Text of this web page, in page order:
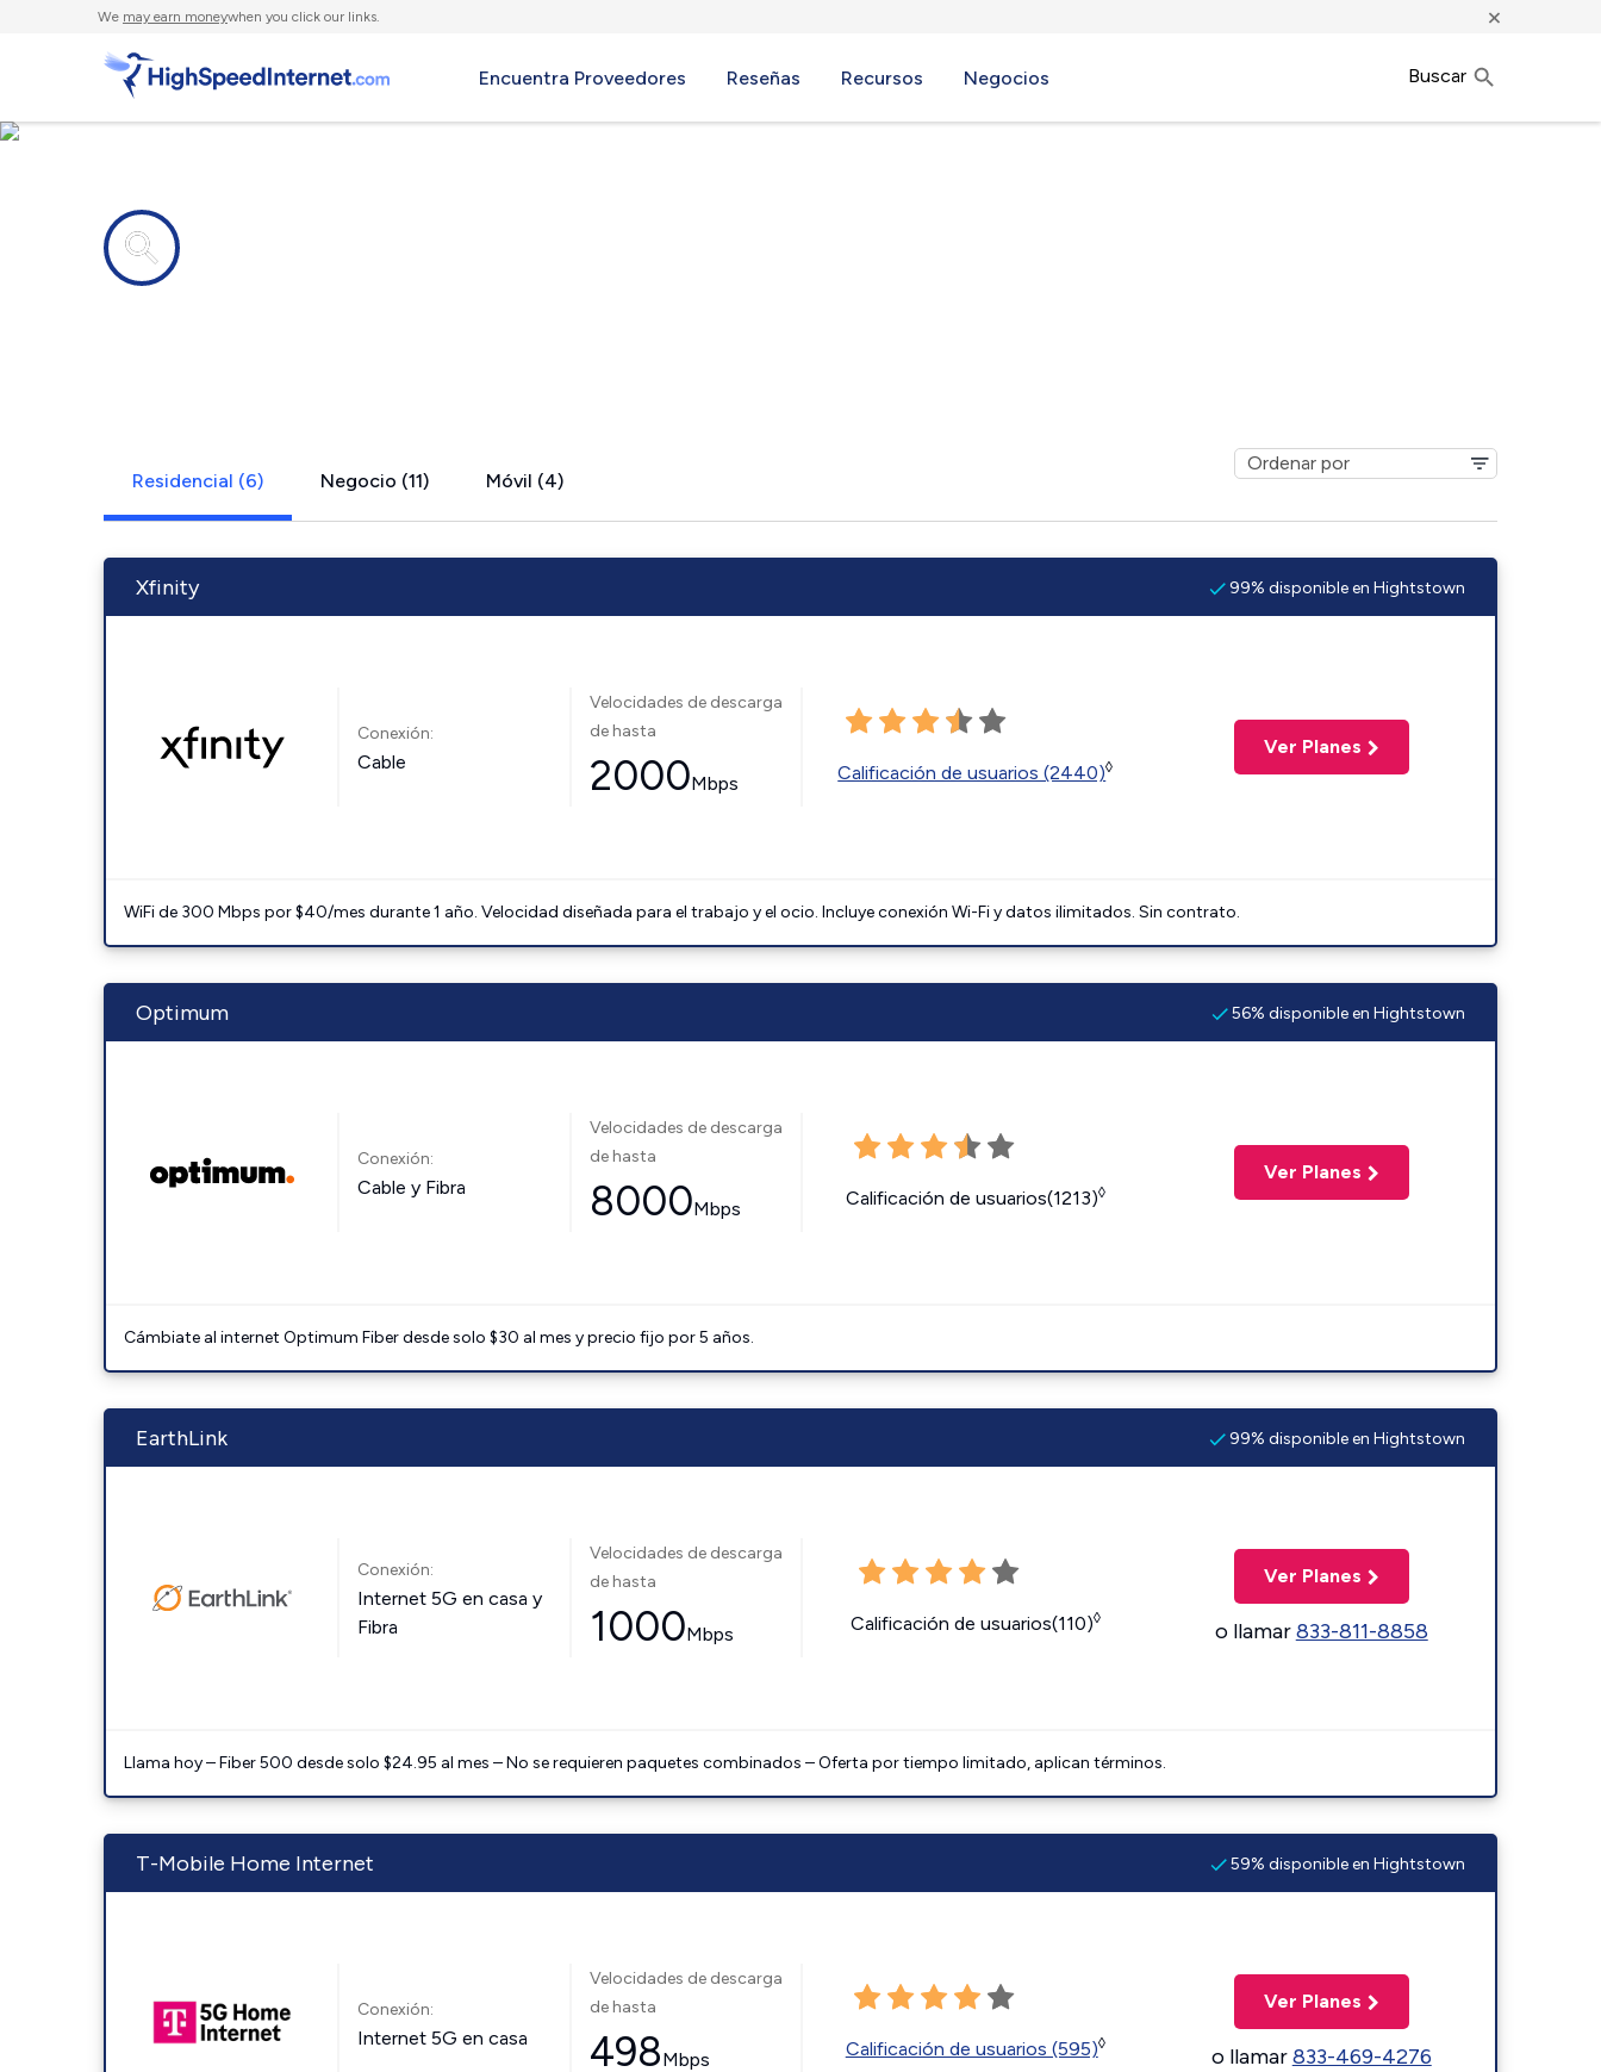
We may earn moneywhen you click our links. ×
Encuentra Proveedores Reseñas Recursos Negocios Buscar
Residencial (6) Negocio (11) Móvil (4)
Xfinity 99% disponible en Hightstown
Conexión:
Cable
Velocidades de descarga
de hasta
2000Mbps Calificación de usuarios (2440)◊
Ver Planes
WiFi de 300 Mbps por $40/mes durante 1 año. Velocidad diseñada para el trabajo y el ocio. Incluye conexión Wi-Fi y datos ilimitados. Sin contrato.
Optimum 56% disponible en Hightstown
Conexión:
Cable y Fibra
Velocidades de descarga
de hasta
8000Mbps Calificación de usuarios(1213)◊
Ver Planes
Cámbiate al internet Optimum Fiber desde solo $30 al mes y precio fijo por 5 años.
EarthLink 99% disponible en Hightstown
Conexión:
Internet 5G en casa y
Fibra
Velocidades de descarga
de hasta
1000Mbps Calificación de usuarios(110)◊
Ver Planes
o llamar833-811-8858
Llama hoy – Fiber 500 desde solo $24.95 al mes – No se requieren paquetes combinados – Oferta por tiempo limitado, aplican términos.
T-Mobile Home Internet 59% disponible en Hightstown
Conexión:
Internet 5G en casa
Velocidades de descarga
de hasta
498Mbps Calificación de usuarios (595)◊
Ver Planes
o llamar833-469-4276